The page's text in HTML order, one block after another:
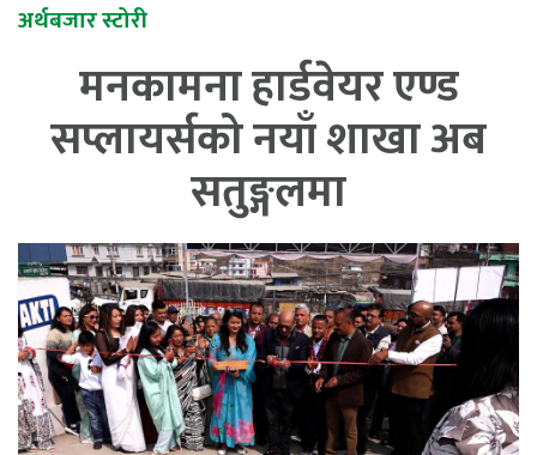
अर्थबजार स्टोरी
मनकामना हार्डवेयर एण्ड
सप्लायर्सको नयाँ शाखा अब
सतुङ्गलमा